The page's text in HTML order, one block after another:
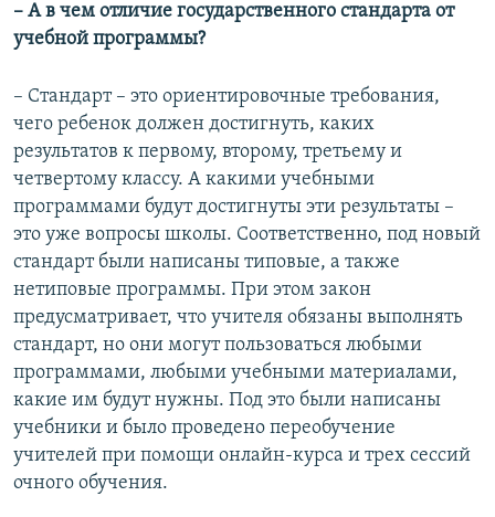
– А в чем отличие государственного стандарта от
учебной программы?
– Стандарт – это ориентировочные требования,
чего ребенок должен достигнуть, каких
результатов к первому, второму, третьему и
четвертому классу. А какими учебными
программами будут достигнуты эти результаты –
это уже вопросы школы. Соответственно, под новый
стандарт были написаны типовые, а также
нетиповые программы. При этом закон
предусматривает, что учителя обязаны выполнять
стандарт, но они могут пользоваться любыми
программами, любыми учебными материалами,
какие им будут нужны. Под это были написаны
учебники и было проведено переобучение
учителей при помощи онлайн-курса и трех сессий
очного обучения.